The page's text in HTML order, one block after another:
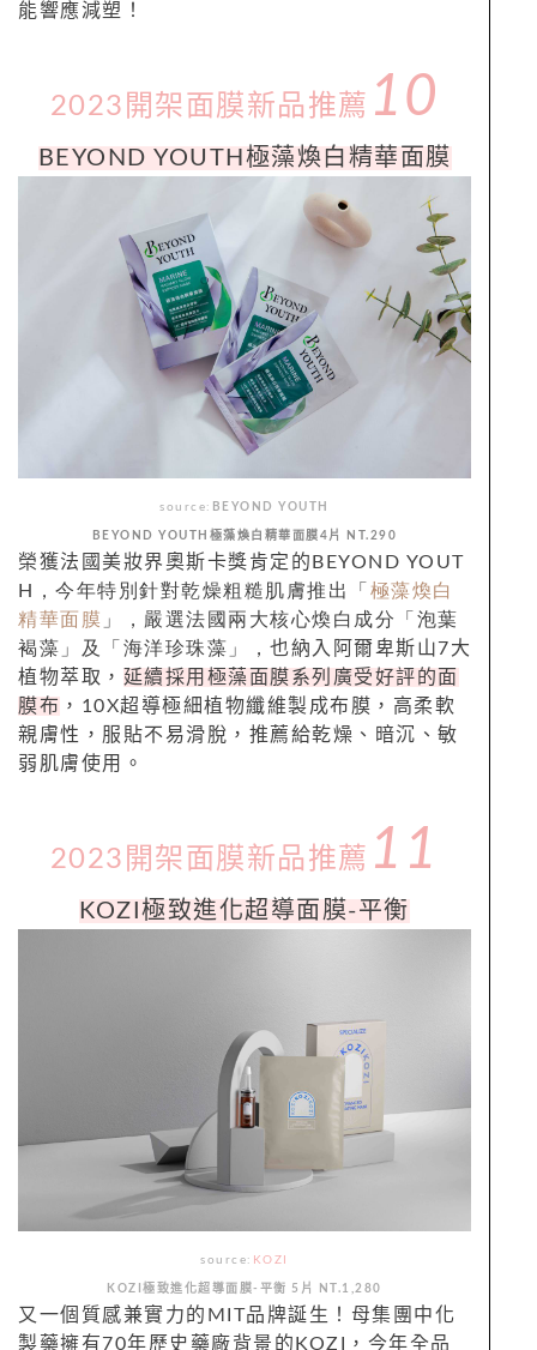
能響應減塑！
2023開架面膜新品推薦 10
BEYOND YOUTH 極藻煥白精華 面膜
source: BEYOND YOUTH
BEYOND YOUTH 極藻煥白精華 面膜4片 NT.290
榮獲法國美妝界奧斯卡獎肯定的 BEYOND YOUT
H，今年特別針對乾燥粗糙肌膚推出「 極藻煥白
精華面膜 」，嚴選法國兩大核心煥白成分「 泡葉
褐藻」及「 海洋珍珠藻」， 也納入阿爾卑斯山7大
植物萃取， 延續採用極藻面膜系列廣受好評的面
膜布 ，10X超導極細植物纖維製成布膜，高柔軟
親膚性，服貼不易滑脫，推薦給乾燥、暗沉、敏
弱肌膚使用。
2023開架面膜新品推薦 11
KOZI極致進化超導面膜-平衡
source: KOZI
KOZI極致進化超導面膜-平衡 5片 NT.1,280
又一個質感兼實力的MIT品牌誕生！母集團中化
製藥擁有70年歷史藥廠背景的KOZI，今年全品